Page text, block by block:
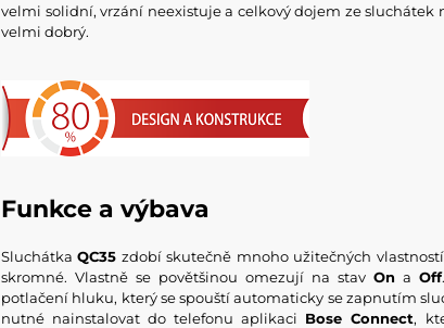
velmi solidní, vrzání neexistuje a celkový dojem ze
velmi dobrý.
Funkce a výbava
SluchátkaQC35 zdobí skutečně mnoho užitečných
skromné. Vlastně se povětšinou omezují na stav On a Off
potlačení hluku, který se spouští automaticky se zapnutím
nutné nainstalovat do telefonu aplikaci Bose Connect,